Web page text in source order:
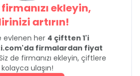
ekleyin,
artırın!
evlenen her 4 çiftten 1'i
firmalardan fiyat
de firmanızı ekleyin, çiftlere
kolayca ulaşın!